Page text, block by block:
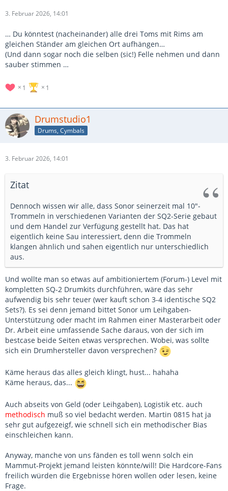
3. Februar 2026, 14:01
… Du könntest (nacheinander) alle drei Toms mit Rims am
gleichen Ständer am gleichen Ort aufhängen…
(Und dann sogar noch die selben (sic!) Felle nehmen und dann
sauber stimmen …
1 1
Drumstudio1
Drums, Cymbals
3. Februar 2026, 14:01
Zitat
Dennoch wissen wir alle, dass Sonor seinerzeit mal 10"-
Trommeln in verschiedenen Varianten der SQ2-Serie gebaut
und dem Handel zur Verfügung gestellt hat. Das hat
eigentlich keine Sau interessiert, denn die Trommeln
klangen ähnlich und sahen eigentlich nur unterschiedlich
aus.
Und wollte man so etwas auf ambitioniertem (Forum-) Level mit
kompletten SQ-2 Drumkits durchführen, wäre das sehr
aufwendig bis sehr teuer (wer kauft schon 3-4 identische SQ2
Sets?). Es sei denn jemand bittet Sonor um Leihgaben-
Unterstützung oder macht im Rahmen einer Masterarbeit oder
Dr. Arbeit eine umfassende Sache daraus, von der sich im
bestcase beide Seiten etwas versprechen. Wobei, was sollte
sich ein Drumhersteller davon versprechen?
Käme heraus das alles gleich klingt, hust... hahaha
Käme heraus, das...
Auch abseits von Geld (oder Leihgaben), Logistik etc. auch
methodisch muß so viel bedacht werden. Martin 0815 hat ja
sehr gut aufgezeigf, wie schnell sich ein methodischer Bias
einschleichen kann.
Anyway, manche von uns fänden es toll wenn solch ein
Mammut-Projekt jemand leisten könnte/will! Die Hardcore-Fans
freilich würden die Ergebnisse hören wollen oder lesen, keine
Frage.